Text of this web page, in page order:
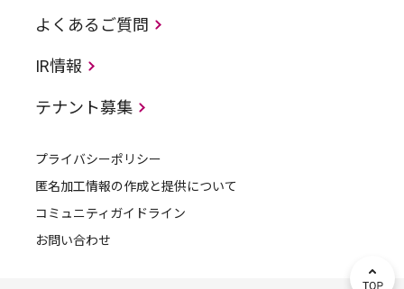
よくあるご質問
IR情報
テナント募集
プライバシーポリシー
匿名加工情報の作成と提供について
コミュニティガイドライン
お問い合わせ